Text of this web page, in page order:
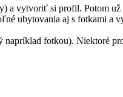
a vytvoriť si profil. Potom
ubytovania aj s fotkami a
fotkou). Niektoré